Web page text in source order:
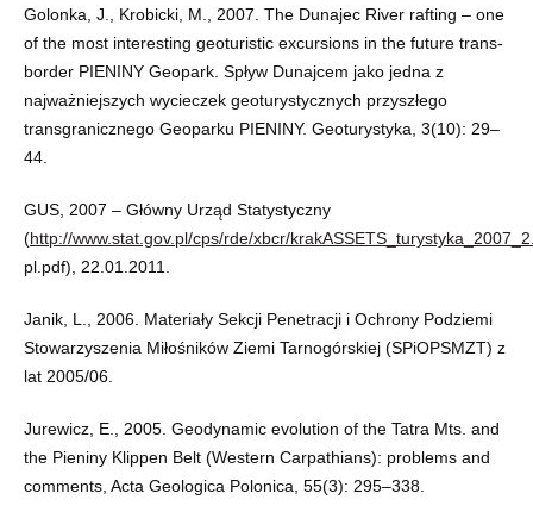
Golonka, J., Krobicki, M., 2007. The Dunajec River rafting – one
of the most interesting geoturistic excursions in the future trans-
border PIENINY Geopark. Spływ Dunajcem jako jedna z
najważniejszych wycieczek geoturystycznych przyszłego
transgranicznego Geoparku PIENINY. Geoturystyka, 3(10): 29–
44.
GUS, 2007 – Główny Urząd Statystyczny
(http://www.stat.gov.pl/cps/rde/xbcr/
pl.pdf), 22.01.2011.
Janik, L., 2006. Materiały Sekcji Penetracji i Ochrony Podziemi
Stowarzyszenia Miłośników Ziemi Tarnogórskiej (SPiOPSMZT) z
lat 2005/06.
Jurewicz, E., 2005. Geodynamic evolution of the Tatra Mts. and
the Pieniny Klippen Belt (Western Carpathians): problems and
comments, Acta Geologica Polonica, 55(3): 295–338.